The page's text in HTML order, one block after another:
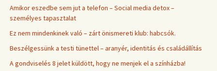
Amikor eszedbe sem jut a telefon – Social media detox –
személyes tapasztalat
Ez nem mindenkinek való – zárt önismereti klub: habcsók.
Beszélgessünk a testi tünettel – aranyér, identitás és családállítás
A gondviselés 8 jelet küldött, hogy ne menjek el a színházba!